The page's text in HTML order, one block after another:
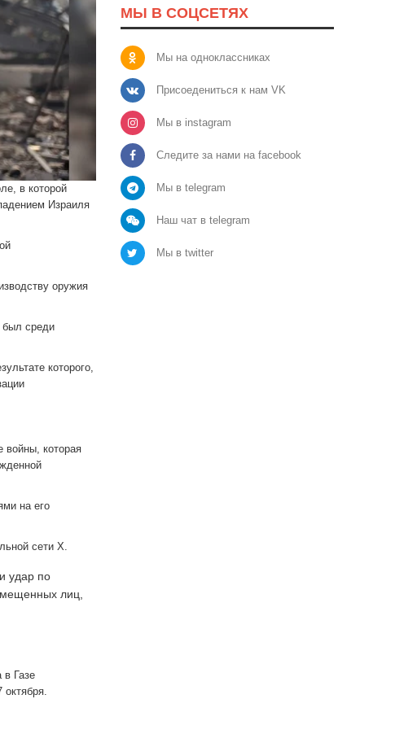
в которой
Израиля
оружия
был среди
которого,
войны, которая
на его
сети X.
удар по
лиц,
в Газе
МЫ В СОЦСЕТЯХ
Мы на одноклассниках
Присоедениться к нам VK
Мы в instagram
Следите за нами на facebook
Мы в telegram
Наш чат в telegram
Мы в twitter